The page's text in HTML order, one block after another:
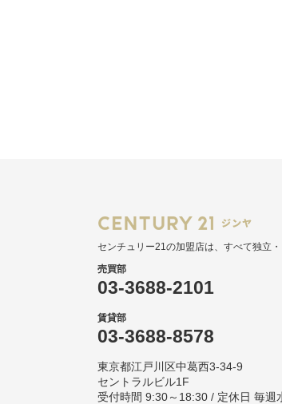
センチュリー21の加盟店は、すべて独立・
売買部
03-3688-2101
賃貸部
03-3688-8578
東京都江戸川区中葛西3-34-9
セントラルビル1F
受付時間 9:30～18:30 / 定休日 毎週